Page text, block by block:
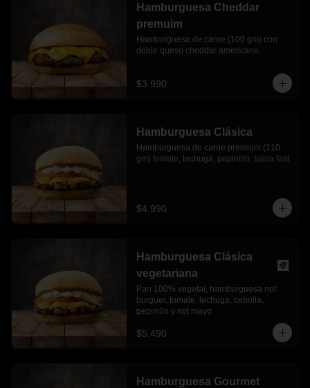
Hamburguesa Cheddar
premuim
Hamburguesa de carne (100 gm) con
doble queso cheddar americano
$3.990
Hamburguesa Clásica
Hamburguesa de carne premium (110
gm) tomate, lechuga, pepinillo, salsa fast
$4.990
Hamburguesa Clásica
vegetariana
Pan 100% vegetal, hamburguesa not
burguer, tomate, lechuga, cebolla,
pepinillo y not mayo
$5.490
Hamburguesa Gourmet